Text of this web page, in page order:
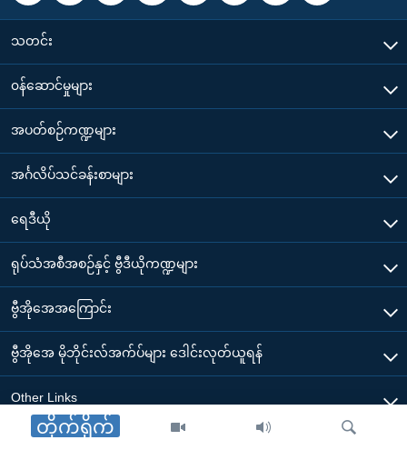
တိုက်ရိုက်
သတင်း
၀န်ဆောင်မှုများ
အပတ်စဉ်ကဏ္ဍများ
အင်္ဂလိပ်သင်ခန်းစာများ
ရေဒီယို
ရုပ်သံအစီအစဉ်နှင့် ဗွီဒီယိုကဏ္ဍများ
ဗွီအိုအေအကြောင်း
ဗွီအိုအေ မိုဘိုင်းလ်အက်ပ်များ ဒေါင်းလုတ်ယူရန်
Other Links